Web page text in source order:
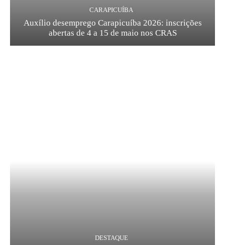
CARAPICUÍBA
Auxílio desemprego Carapicuíba 2026: inscrições
abertas de 4 a 15 de maio nos CRAS
DESTAQUE